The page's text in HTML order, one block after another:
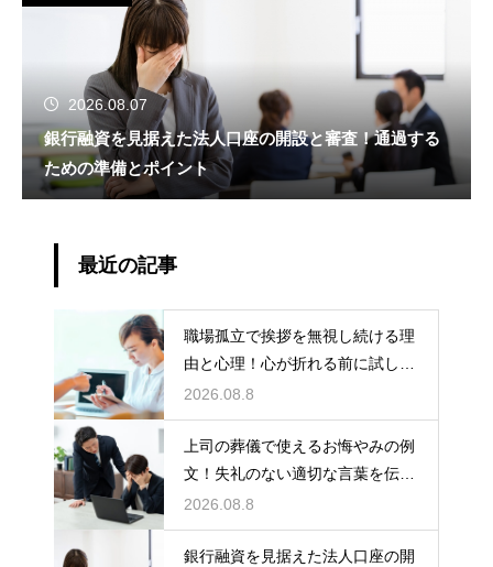
2026.08.07
銀行融資を見据えた法人口座の開設と審査！通過する
ための準備とポイント
最近の記事
職場孤立で挨拶を無視し続ける理
由と心理！心が折れる前に試した
い関係改善策
2026.08.8
上司の葬儀で使えるお悔やみの例
文！失礼のない適切な言葉を伝え
る例文
2026.08.8
銀行融資を見据えた法人口座の開